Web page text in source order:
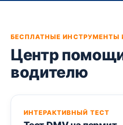
БЕСПЛАТНЫЕ ИНСТРУМЕНТЫ
Центр
водителю
ИНТЕРАКТИВНЫЙ ТЕСТ